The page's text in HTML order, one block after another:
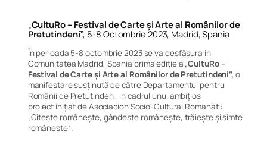
„CultuRo – Festival de Carte și Arte al Românilor de
Pretutindeni”, 5-8 Octombrie 2023, Madrid, Spania
În perioada 5-8 octombrie 2023 se va desfășura in
Comunitatea Madrid, Spania prima ediție a „CultuRo –
Festival de Carte și Arte al Românilor de Pretutindeni”, o
manifestare susținută de către Departamentul pentru
Românii de Pretutindeni, in cadrul unui ambițios
proiect inițiat de Asociación Socio-Cultural Romanati:
„Citește românește, gândește românește, trăiește și simte
românește“.